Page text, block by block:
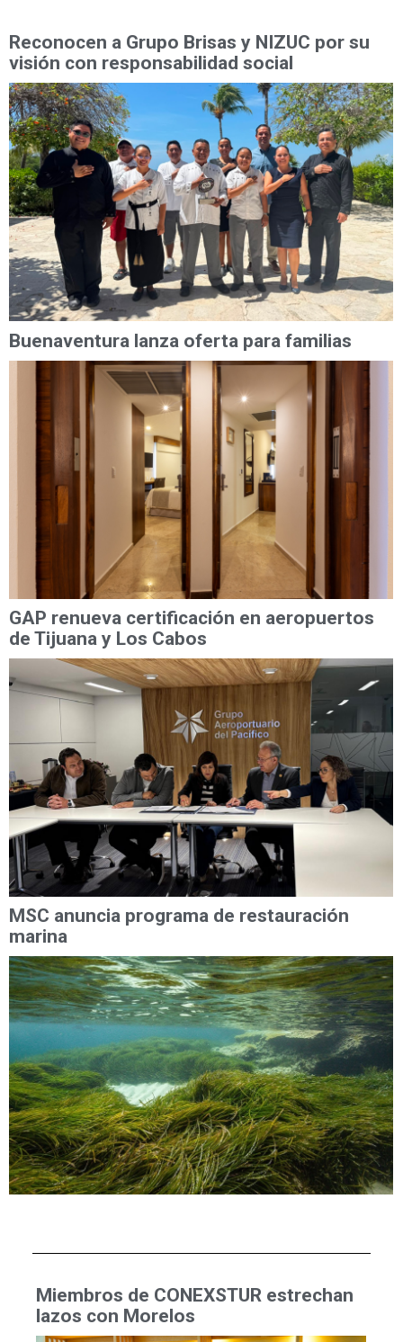
Reconocen a Grupo Brisas y NIZUC por su
visión con responsabilidad social
Buenaventura lanza oferta para familias
GAP renueva certificación en aeropuertos
de Tijuana y Los Cabos
MSC anuncia programa de restauración
marina
Miembros de CONEXSTUR estrechan
lazos con Morelos